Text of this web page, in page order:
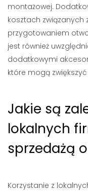
montażowej.
kosztach
przygotowaniem
jest również
dodatkowymi
które mogą
Jakie są
lokalnych
sprzedażą
Korzystanie z